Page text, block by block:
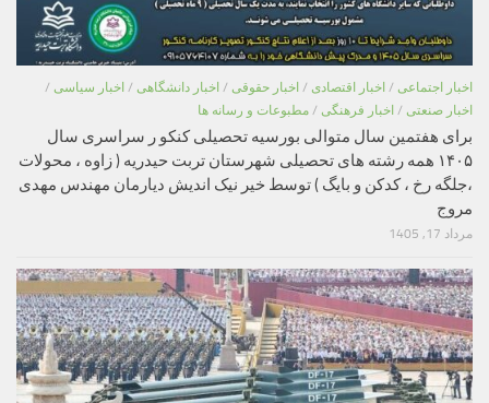
اخبار اجتماعی / اخبار اقتصادی / اخبار حقوقی / اخبار دانشگاهی / اخبار سیاسی /
اخبار صنعتی / اخبار فرهنگی / مطبوعات و رسانه ها
برای هفتمین سال متوالی بورسیه تحصیلی کنکو ر سراسری سال
۱۴۰۵ همه رشته های تحصیلی شهرستان تربت حیدریه ( زاوه ، محولات
،جلگه رخ ، کدکن و بایگ ) توسط خیر نیک اندیش دیارمان مهندس مهدی
مروج
مرداد 17, 1405